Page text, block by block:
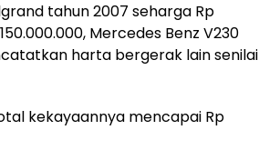
tahun 2007 seharga Rp
Mercedes Benz V230
harta bergerak lain senilai
kekayaannya mencapai Rp